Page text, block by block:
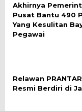
Akhirnya
Pusat Bantu 490
Yang Kesulitan
Pegawai
Relawan
Resmi Berdiri di